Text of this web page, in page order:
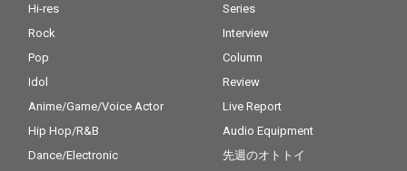
Hi-res
Rock
Pop
Idol
Anime/Game/Voice Actor
Hip Hop/R&B
Dance/Electronic
Series
Interview
Column
Review
Live Report
Audio Equipment
先週のオトトイ